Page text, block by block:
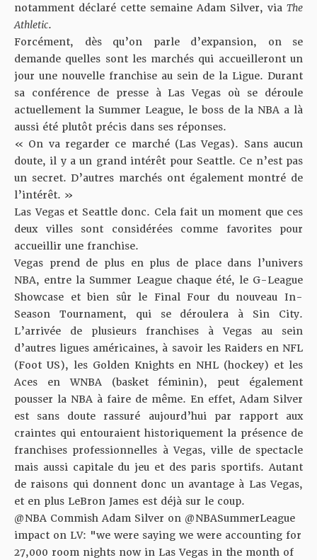
notamment déclaré cette semaine Adam Silver, via The
Athletic.
Forcément, dès qu’on parle d’expansion, on se
demande quelles sont les marchés qui accueilleront un
jour une nouvelle franchise au sein de la Ligue. Durant
sa conférence de presse à Las Vegas où se déroule
actuellement la Summer League, le boss de la NBA a là
aussi été plutôt précis dans ses réponses.
« On va regarder ce marché (Las Vegas). Sans aucun
doute, il y a un grand intérêt pour Seattle. Ce n’est pas
un secret. D’autres marchés ont également montré de
l’intérêt. »
Las Vegas et Seattle donc. Cela fait un moment que ces
deux villes sont considérées comme favorites pour
accueillir une franchise.
Vegas prend de plus en plus de place dans l’univers
NBA, entre la Summer League chaque été, le G-League
Showcase et bien sûr le Final Four du nouveau In-
Season Tournament, qui se déroulera à Sin City.
L’arrivée de plusieurs franchises à Vegas au sein
d’autres ligues américaines, à savoir les Raiders en NFL
(Foot US), les Golden Knights en NHL (hockey) et les
Aces en WNBA (basket féminin), peut également
pousser la NBA à faire de même. En effet, Adam Silver
est sans doute rassuré aujourd’hui par rapport aux
craintes qui entouraient historiquement la présence de
franchises professionnelles à Vegas, ville de spectacle
mais aussi capitale du jeu et des paris sportifs. Autant
de raisons qui donnent donc un avantage à Las Vegas,
et en plus LeBron James est déjà sur le coup.
@NBA Commish Adam Silver on @NBASummerLeague
impact on LV: "we were saying we were accounting for
27,000 room nights now in Las Vegas in the month of